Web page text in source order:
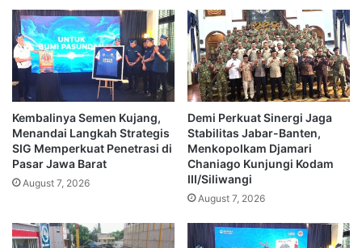
Kembalinya Semen Kujang,
Menandai Langkah Strategis
SIG Memperkuat Penetrasi di
Pasar Jawa Barat
August 7, 2026
Demi Perkuat Sinergi Jaga
Stabilitas Jabar-Banten,
Menkopolkam Djamari
Chaniago Kunjungi Kodam
III/Siliwangi
August 7, 2026